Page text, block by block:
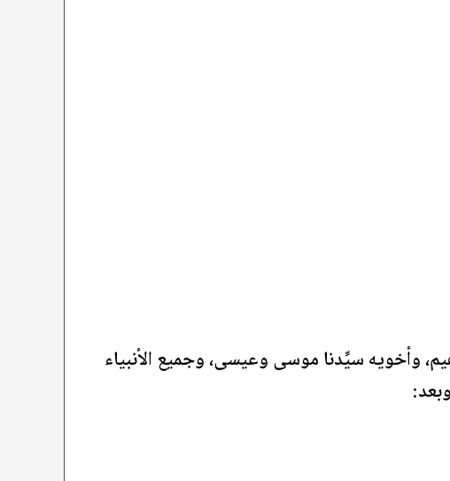
وأخويه سيِّدنا موسى وعيسى، وجميع الأنبياء